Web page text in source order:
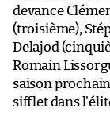
devance
(troisième),
Delajod
Romain
saison
sifflet dans